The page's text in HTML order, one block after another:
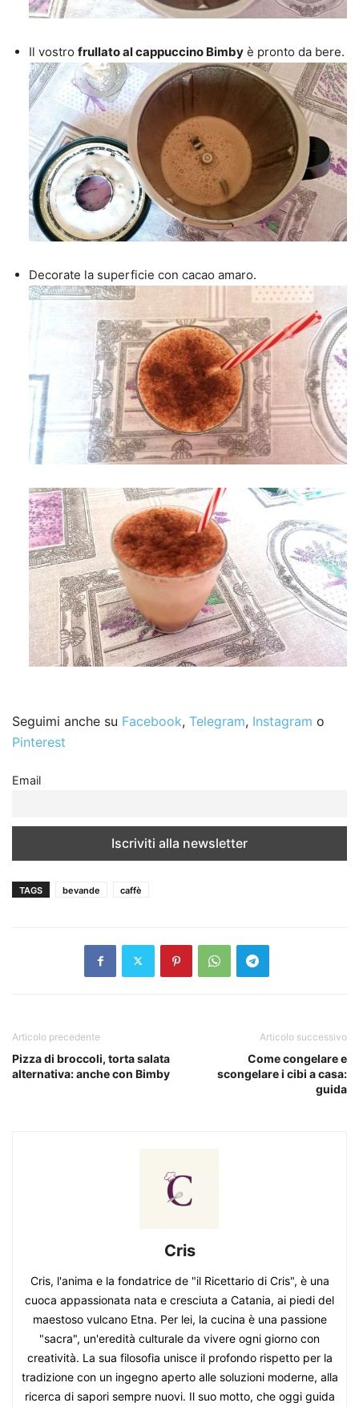
Il vostro frullato al cappuccino Bimby è pronto da bere.
Decorate la superficie con cacao amaro.
Seguimi anche su Facebook, Telegram, Instagram o
Pinterest
Email
TAGS bevande caffè
Articolo precedente
Pizza di broccoli, torta salata
alternativa: anche con Bimby
Articolo successivo
Come congelare e
scongelare i cibi a casa:
guida
Cris
Cris, l'anima e la fondatrice de "il Ricettario di Cris", è una
cuoca appassionata nata e cresciuta a Catania, ai piedi del
maestoso vulcano Etna. Per lei, la cucina è una passione
"sacra", un'eredità culturale da vivere ogni giorno con
creatività. La sua filosofia unisce il profondo rispetto per la
tradizione con un ingegno aperto alle soluzioni moderne, alla
ricerca di sapori sempre nuovi. Il suo motto, che oggi guida